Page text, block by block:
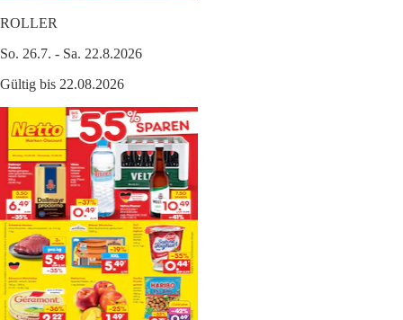
ROLLER
So. 26.7. - Sa. 22.8.2026
Gültig bis 22.08.2026